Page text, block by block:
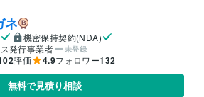
機密保持契約(NDA)
発行事業者
未登録
評価 4.9フォロワー132
無料で見積り相談